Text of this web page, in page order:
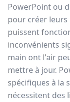
PowerPoint ou
pour créer leurs
puissent
inconvénients
main ont l'air
mettre à jour.
spécifiques à la
nécessitent des